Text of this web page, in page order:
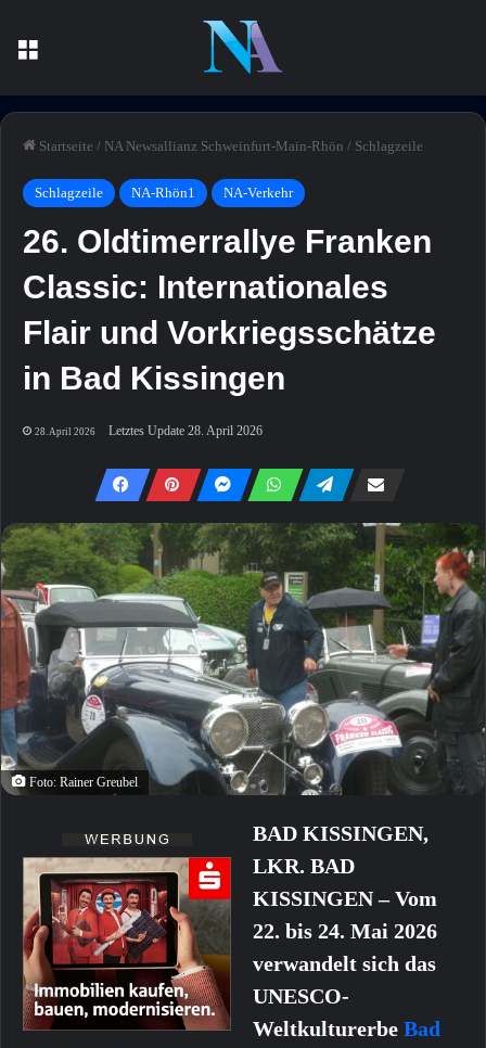
Startseite / NA Newsallianz Schweinfurt-Main-Rhön / Schlagzeile
Schlagzeile NA-Rhön1 NA-Verkehr
26. Oldtimerrallye Franken
Classic: Internationales
Flair und Vorkriegsschätze
in Bad Kissingen
28. April 2026 Letztes Update 28. April 2026
Foto: Rainer Greubel
BAD KISSINGEN,
LKR. BAD
KISSINGEN – Vom
22. bis 24. Mai 2026
verwandelt sich das
UNESCO-
Weltkulturerbe Bad